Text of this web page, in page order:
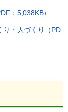
：5,038KB）
り・人づくり（PD